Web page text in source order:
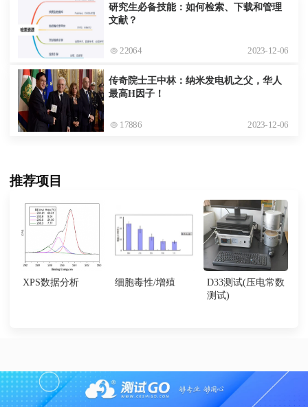
研究生必备技能：如何检索、下载和管理
文献？
22064 2023-12-06
传奇院士王中林：纳米发电机之父，华人
最高H因子！
17886 2023-12-06
推荐项目
XPS数据分析 细胞毒性/增殖
D33测试(压电常数
测试)